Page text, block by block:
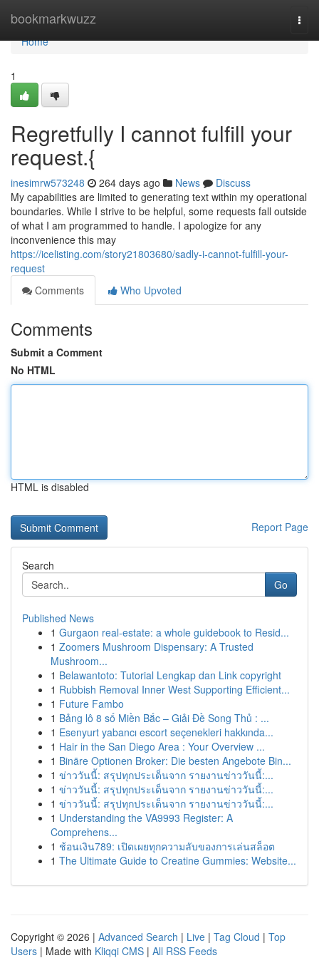
bookmarkwuzz
Home
Home
1
Regretfully I cannot fulfill your
request.{
inesimrw573248 264 days ago News
Discuss
My capabilities are limited to generating text within my operational
boundaries. While I strive to be helpful, some requests fall outside
of what I am programmed to handle. I apologize for any
inconvenience this may
https://icelisting.com/story21803680/sadly-i-cannot-fulfill-your-
request
Comments
Who Upvoted
Comments
Submit a Comment
No HTML
HTML is disabled
Report Page
Search
Go
Published News
1 Gurgaon real-estate: a whole guidebook to Resid...
1 Zoomers Mushroom Dispensary: A Trusted
Mushroom...
1 Belawantoto: Tutorial Lengkap dan Link copyright
1 Rubbish Removal Inner West Supporting Efficient...
1 Future Fambo
1 Bảng lô 8 số Miền Bắc – Giải Đề Song Thủ : ...
1 Esenyurt yabancı escort seçenekleri hakkında...
1 Hair in the San Diego Area : Your Overview ...
1 Binäre Optionen Broker: Die besten Angebote Bin...
1 ข่าววันนี้: สรุปทุกประเด็นจาก รายงานข่าววันนี้:...
1 ข่าววันนี้: สรุปทุกประเด็นจาก รายงานข่าววันนี้:...
1 ข่าววันนี้: สรุปทุกประเด็นจาก รายงานข่าววันนี้:...
1 Understanding the VA9993 Register: A
Comprehens...
1 ช้อนเงิน789: เปิดเผยทุกความลับของการเล่นสล็อต
1 The Ultimate Guide to Creatine Gummies: Website...
Copyright © 2026 | Advanced Search | Live | Tag Cloud | Top
Users | Made with Kliqqi CMS | All RSS Feeds